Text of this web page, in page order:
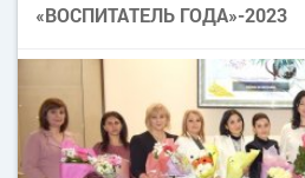
«ВОСПИТАТЕЛЬ ГОДА»-2023